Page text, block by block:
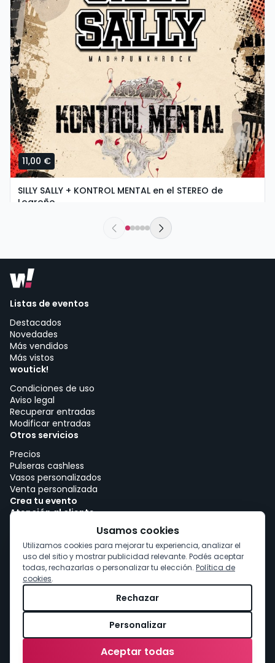
11,00 €
SILLY SALLY + KONTROL MENTAL en el STEREO de
Logroño
Stereo Rock & Roll Bar | Logroño
Listas de eventos
Destacados
Novedades
Más vendidos
Más vistos
woutick!
Condiciones de uso
Aviso legal
Recuperar entradas
Modificar entradas
Otros servicios
Precios
Pulseras cashless
Vasos personalizados
Venta personalizada
Crea tu evento
Atención al cliente
Trabajar con woutick!
Consentimiento de cookies
Usamos cookies
Utilizamos cookies para mejorar tu experiencia, analizar el
uso del sitio y mostrar publicidad relevante. Podés aceptar
todas, rechazarlas o personalizar tu elección. Política de
cookies.
Rechazar
Personalizar
Aceptar todas